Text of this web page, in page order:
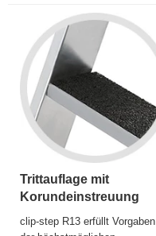
Trittauflage mit
Korundeinstreuung
clip-step R13 erfüllt Vorgaben